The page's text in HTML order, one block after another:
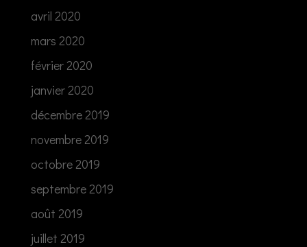
avril 2020
mars 2020
février 2020
janvier 2020
décembre 2019
novembre 2019
octobre 2019
septembre 2019
août 2019
juillet 2019